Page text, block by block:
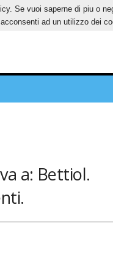
a: Bettiol.
Se vuoi saperne di piu o
ad un utilizzo dei